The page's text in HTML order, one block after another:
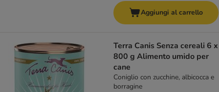
Aggiungi al carrello
Terra Canis Senza cereali 6 x
800 g Alimento umido per
cane
Coniglio con zucchine, albicocca e
borragine